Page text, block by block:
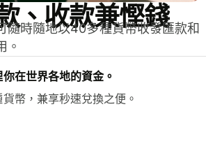
、收款兼慳錢
隨時隨地以40多種貨幣收發匯款和
。
在世界各地的資金。
幣，兼享秒速兌換之便。